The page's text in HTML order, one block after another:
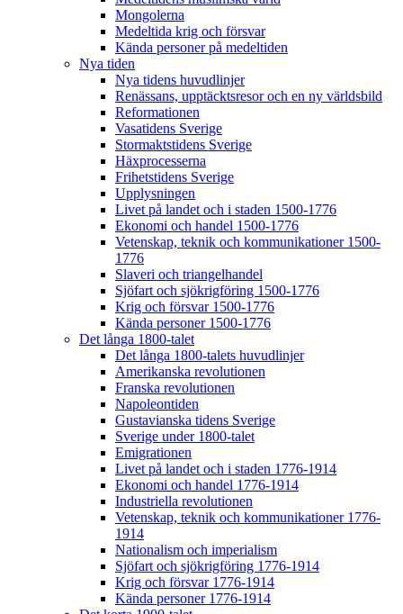
Mongolerna
Medeltida krig och försvar
Kända personer på medeltiden
Nya tiden
Nya tidens huvudlinjer
Renässans, upptäcktsresor och en ny världsbild
Reformationen
Vasatidens Sverige
Stormaktstidens Sverige
Häxprocesserna
Frihetstidens Sverige
Upplysningen
Livet på landet och i staden 1500-1776
Ekonomi och handel 1500-1776
Vetenskap, teknik och kommunikationer 1500-
1776
Slaveri och triangelhandel
Sjöfart och sjökrigföring 1500-1776
Krig och försvar 1500-1776
Kända personer 1500-1776
Det långa 1800-talet
Det långa 1800-talets huvudlinjer
Amerikanska revolutionen
Franska revolutionen
Napoleontiden
Gustavianska tidens Sverige
Sverige under 1800-talet
Emigrationen
Livet på landet och i staden 1776-1914
Ekonomi och handel 1776-1914
Industriella revolutionen
Vetenskap, teknik och kommunikationer 1776-
1914
Nationalism och imperialism
Sjöfart och sjökrigföring 1776-1914
Krig och försvar 1776-1914
Kända personer 1776-1914